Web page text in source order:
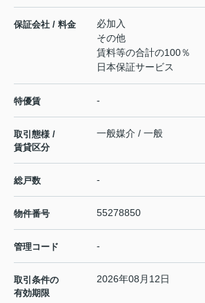
保証会社 / 料金
必加入
その他
賃料等の合計の100％
日本保証サービス
特優賃 -
取引態様 /
賃貸区分
一般媒介 / 一般
総戸数 -
物件番号 55278850
管理コード -
取引条件の
有効期限
2026年08月12日